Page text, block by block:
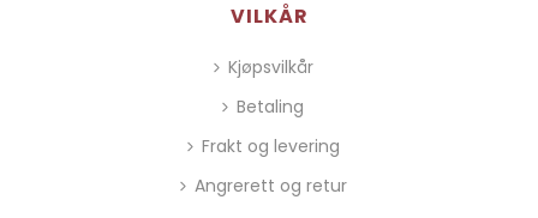
VILKÅR
Kjøpsvilkår
Betaling
Frakt og levering
Angrerett og retur